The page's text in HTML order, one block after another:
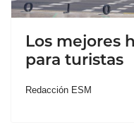
Los mejores
para turistas
Redacción ESM